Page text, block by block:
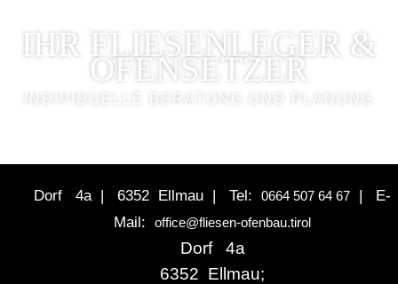
IHR FLIESENLEGER &
OFENSETZER
INDIVIDUELLE BERATUNG UND PLANUNG
Dorf 4a | 6352 Ellmau | Tel: 0664 507 64 67 |
E-
Mail: office@fliesen-ofenbau.tirol
Dorf 4a
6352 Ellmau;